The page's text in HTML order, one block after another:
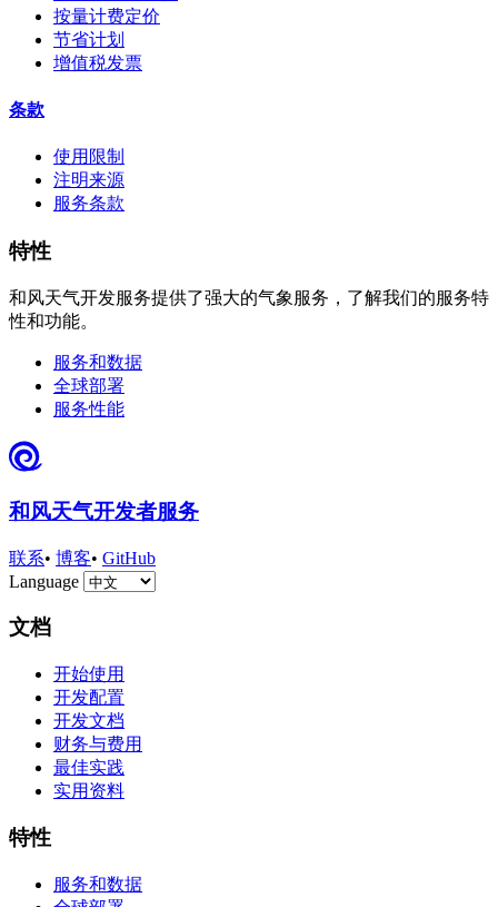
按量计费定价
节省计划
增值税发票
条款
使用限制
注明来源
服务条款
特性
和风天气开发服务提供了强大的气象服务，了解我们的服务特
性和功能。
服务和数据
全球部署
服务性能
和风天气开发者服务
联系• 博客• GitHub
Language
文档
开始使用
开发配置
开发文档
财务与费用
最佳实践
实用资料
特性
服务和数据